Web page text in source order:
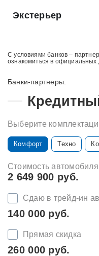
Экстерьер
С условиями банков –
ознакомиться в официальных
Банки-партнеры:
Выберите
Комфорт Техно
Стоимость автомобиля
2 649 900 руб.
Сдаю в трейд-ин
140 000 руб.
Прямая скидка
260 000 руб.